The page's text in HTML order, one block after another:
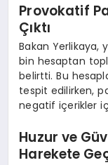
Provokatif
Çıktı
Bakan Yerlikaya,
bin hesaptan
belirtti. Bu
tespit edilirken,
negatif içerikler
Huzur ve
Harekete